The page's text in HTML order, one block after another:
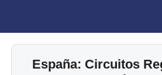
España: Circuitos